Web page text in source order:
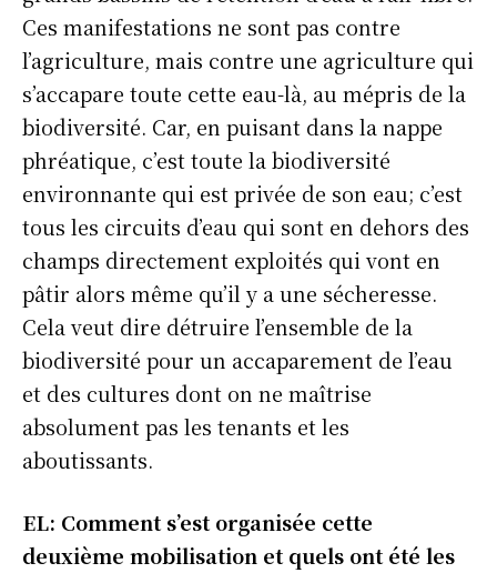
Ces manifestations ne sont pas contre
l’agriculture, mais contre une agriculture qui
s’accapare toute cette eau-là, au mépris de la
biodiversité. Car, en puisant dans la nappe
phréatique, c’est toute la biodiversité
environnante qui est privée de son eau; c’est
tous les circuits d’eau qui sont en dehors des
champs directement exploités qui vont en
pâtir alors même qu’il y a une sécheresse.
Cela veut dire détruire l’ensemble de la
biodiversité pour un accaparement de l’eau
et des cultures dont on ne maîtrise
absolument pas les tenants et les
aboutissants.
EL: Comment s’est organisée cette
deuxième mobilisation et quels ont été les